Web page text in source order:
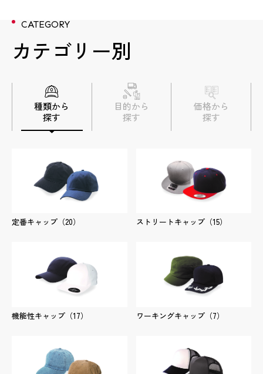
数量
金額 1,584円/個＋型代8,800円
加工方法
数量
金額 3,740円＋型代8,800円
加工方法
数量 4個
加工方法
正面：3D刺繍 後面：フルカラーワッ
ペン
数量
金額 3,564円/個＋型代8,800円
加工方法
数量
金額 3,608円/個＋型代8,800円
加工方法 正面：3D刺繍
数量
金額 3,113円/個＋10,560円
加工方法
数量
金額 3,872円/個＋型代8,800円
加工方法
数量
金額 3,212円/個＋型代2,640円
加工方法 正面：フルカラーワッペン
CATEGORY
カテゴリー別
種類から
探す
目的から
探す
価格から
探す
定番キャップ （20） ストリートキャップ（15）
機能性キャップ （17） ワーキングキャップ（7）